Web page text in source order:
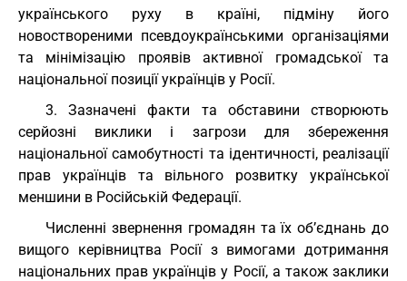
українського руху в країні, підміну його
новоствореними псевдоукраїнськими організаціями
та мінімізацію проявів активної громадської та
національної позиції українців у Росії.
3. Зазначені факти та обставини створюють
серйозні виклики і загрози для збереження
національної самобутності та ідентичності, реалізації
прав українців та вільного розвитку української
меншини в Російській Федерації.
Численні звернення громадян та їх об’єднань до
вищого керівництва Росії з вимогами дотримання
національних прав українців у Росії, а також заклики